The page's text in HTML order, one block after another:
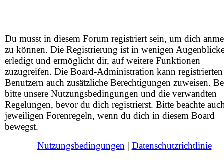
Du musst in diesem Forum registriert sein, um dich
zu können. Die Registrierung ist in wenigen
erledigt und ermöglicht dir, auf weitere Funktionen
zuzugreifen. Die Board-Administration kann registrierten
Benutzern auch zusätzliche Berechtigungen zuweisen.
bitte unsere Nutzungsbedingungen und die verwandten
Regelungen, bevor du dich registrierst. Bitte beachte
jeweiligen Forenregeln, wenn du dich in diesem Board
bewegst.
Nutzungsbedingungen | Datenschutzrichtlinie